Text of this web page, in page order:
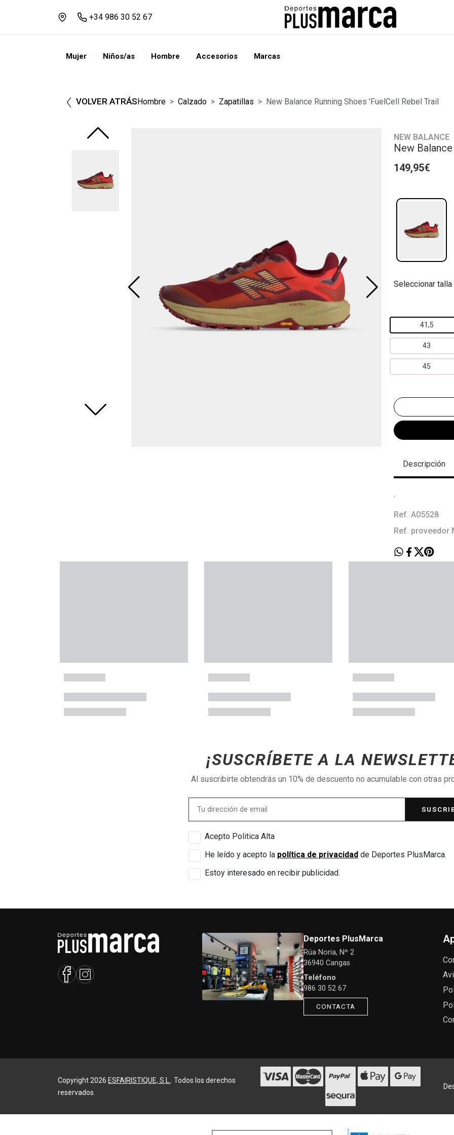
+34 986 30 52 67
Mujer Niños/as Hombre Accesorios Marcas
VOLVER ATRÁSHombre Calzado Zapatillas New Balance Running Shoes 'FuelCell Rebel Trail
NEW BALANCE
New
149,95€
Seleccionar talla
41,5
43
45
Descripción
.
Ref. A05528
Ref. proveedor
¡SUSCRÍBETE A LA
Al suscribirte obtendrás un 10% de descuento no acumulable con otras
Acepto Politica Alta
He leído y acepto la política de privacidad de Deportes PlusMarca.
Estoy interesado en recibir publicidad.
Deportes PlusMarca
Rúa Noria, Nº 2
36940 Cangas
Teléfono
986 30 52 67
CONTACTA
Copyright 2026 ESFAIRISTIQUE, S.L.
. Todos los derechos
reservados.